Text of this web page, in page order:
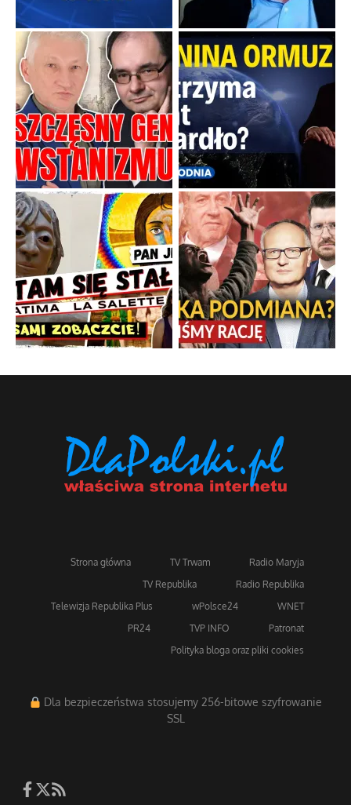
Strona główna TV Trwam
Radio Maryja
TV Republika
Radio Republika
Telewizja Republika Plus
wPolsce24
WNET
PR24
TVP INFO
Patronat
Polityka bloga oraz pliki cookies
Dla bezpieczeństwa stosujemy 256-bitowe szyfrowanie
SSL